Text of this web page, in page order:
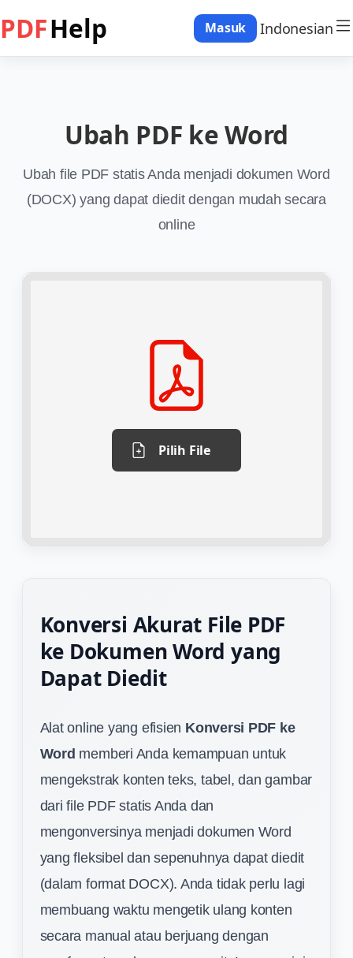
PDFHelp Masuk Indonesian
Ubah PDF ke Word
Ubah file PDF statis Anda menjadi dokumen Word
(DOCX) yang dapat diedit dengan mudah secara
online
Pilih File
Konversi Akurat File PDF
ke Dokumen Word yang
Dapat Diedit
Alat online yang efisien Konversi PDF ke
Word memberi Anda kemampuan untuk
mengekstrak konten teks, tabel, dan gambar
dari file PDF statis Anda dan
mengonversinya menjadi dokumen Word
yang fleksibel dan sepenuhnya dapat diedit
(dalam format DOCX). Anda tidak perlu lagi
membuang waktu mengetik ulang konten
secara manual atau berjuang dengan